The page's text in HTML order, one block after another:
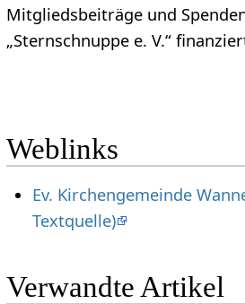
Mitgliedsbeiträge und
„Sternschnuppe e. V.“
Weblinks
Ev. Kirchengemeinde
Textquelle)
Verwandte Artikel